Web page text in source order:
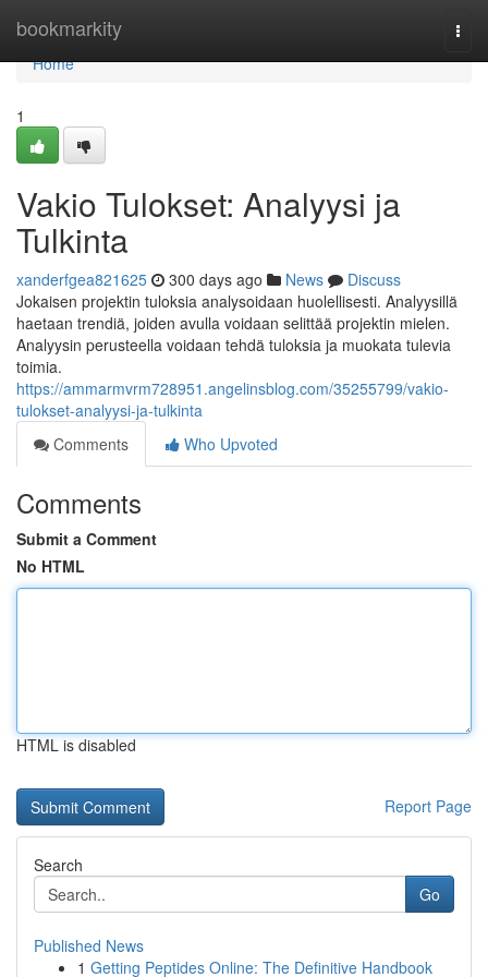
bookmarkity
Home
Home
1
Vakio Tulokset: Analyysi ja
Tulkinta
xanderfgea821625 300 days ago News
Discuss
Jokaisen projektin tuloksia analysoidaan huolellisesti. Analyysillä
haetaan trendiä, joiden avulla voidaan selittää projektin mielen.
Analyysin perusteella voidaan tehdä tuloksia ja muokata tulevia
toimia.
https://ammarmvrm728951.angelinsblog.com/35255799/vakio-
tulokset-analyysi-ja-tulkinta
Comments
Who Upvoted
Comments
Submit a Comment
No HTML
HTML is disabled
Report Page
Search
Go
Published News
1 Getting Peptides Online: The Definitive Handbook